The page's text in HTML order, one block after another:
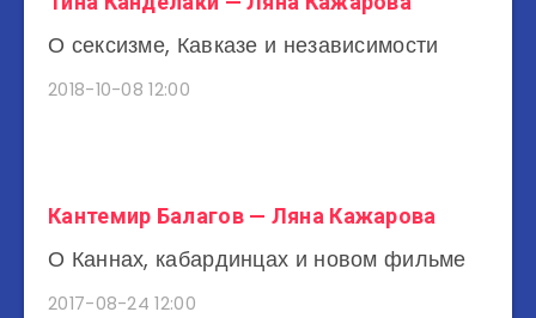
Кантемир Балагов — Ляна Кажарова
О Каннах, кабардинцах и новом фильме
2017-08-24 12:00
О сексизме, Кавказе и независимости
2018-10-08 12:00